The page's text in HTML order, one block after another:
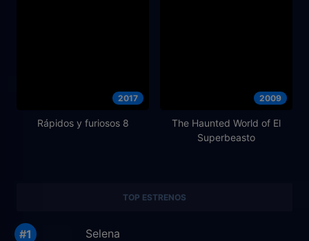
2017
Rápidos y furiosos 8
2009
The Haunted World of El
Superbeasto
TOP ESTRENOS
Selena